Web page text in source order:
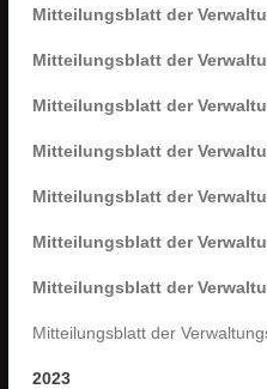
Mitteilungsblatt der
Mitteilungsblatt der
Mitteilungsblatt der
Mitteilungsblatt der
Mitteilungsblatt der
Mitteilungsblatt der
Mitteilungsblatt der
Mitteilungsblatt der
2023